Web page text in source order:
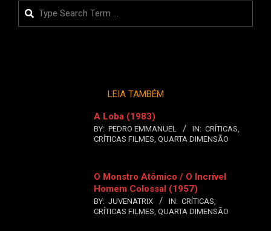
Search
LEIA TAMBÉM
A Loba (1983)
BY: PEDRO EMMANUEL IN: CRÍTICAS,
CRÍTICAS FILMES, QUARTA DIMENSÃO
O Monstro Atômico / O Incrível
Homem Colossal (1957)
BY: JUVENATRIX IN: CRÍTICAS,
CRÍTICAS FILMES, QUARTA DIMENSÃO